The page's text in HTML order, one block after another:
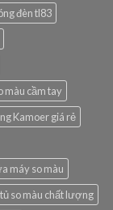
đèn tl83
màu cầm tay
Kamoer giá rẻ
máy so màu
tủ so màu chất lượng